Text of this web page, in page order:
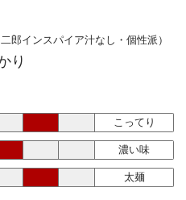
郎インスパイア汁なし・個性派）
り
こってり
濃い味
太麺